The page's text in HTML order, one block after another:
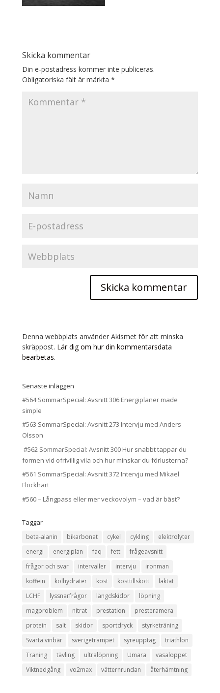
Skicka kommentar
Din e-postadress kommer inte publiceras.
Obligatoriska fält är märkta *
Denna webbplats använder Akismet för att minska
skräppost. Lär dig om hur din kommentarsdata
bearbetas.
Senaste inläggen
#564 SommarSpecial: Avsnitt 306 Energiplaner made
simple
#563 SommarSpecial: Avsnitt 273 Intervju med Anders
Olsson
#562 SommarSpecial: Avsnitt 300 Hur snabbt tappar du
formen vid ofrivillig vila och hur minskar du förlusterna?
#561 SommarSpecial: Avsnitt 372 Intervju med Mikael
Flockhart
#560 – Långpass eller mer veckovolym – vad är bäst?
Taggar
beta-alanin bikarbonat cykel cykling
elektrolyter
energi
energiplan faq fett
frågeavsnitt
frågor och svar
intervaller intervju
ironman
koffein
kolhydrater kost kosttillskott
laktat
LCHF
lyssnarfrågor längdskidor
löpning
magproblem
nitrat prestation
presteramera
protein
salt skidor sportdryck
styrketräning
Svarta vinbär
sverigetrampet syreupptag
triathlon
Träning
tävling ultralöpning Umara
vasaloppet
Viktnedgång
vo2max vätternrundan återhämtning